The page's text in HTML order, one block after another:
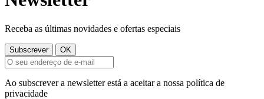
Receba as últimas novidades e ofertas especiais
Ao subscrever a newsletter está a aceitar a nossa política de
privacidade